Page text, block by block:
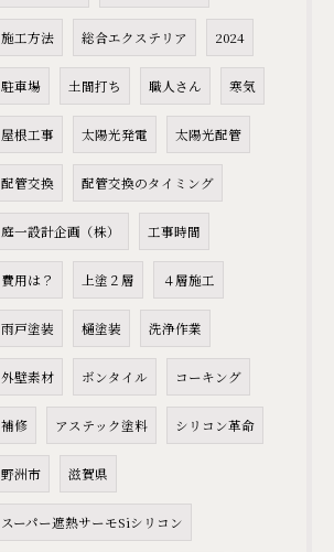
施工方法 総合エクステリア 2024
駐車場 土間打ち 職人さん 寒気
屋根工事 太陽光発電 太陽光配管
配管交換 配管交換のタイミング
庭一設計企画（株） 工事時間
費用は？ 上塗２層 ４層施工
雨戸塗装 樋塗装 洗浄作業
外壁素材 ボンタイル コーキング
補修 アステック塗料 シリコン革命
野洲市 滋賀県
スーパー遮熱サーモSiシリコン